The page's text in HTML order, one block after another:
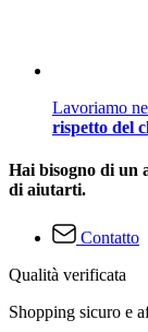
Lavoriamo
rispetto del
Hai bisogno di un
di aiutarti.
Contatto
Qualità verificata
Shopping sicuro e